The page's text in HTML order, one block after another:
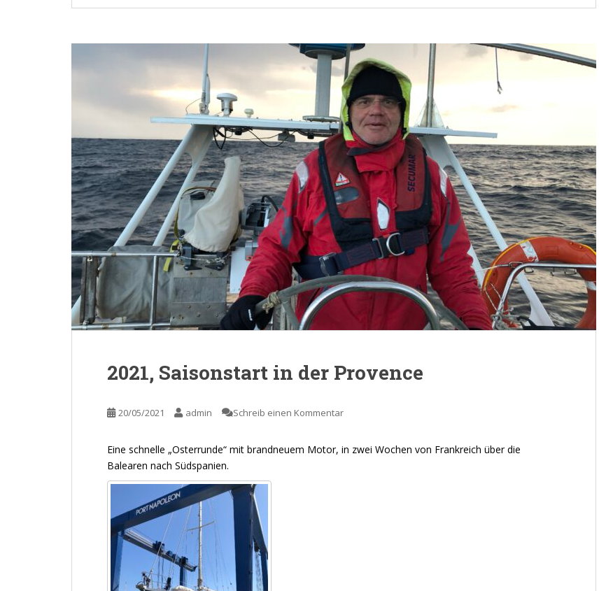
2021, Saisonstart in der Provence
20/05/2021 admin Schreib einen Kommentar
Eine schnelle „Osterrunde“ mit brandneuem Motor, in zwei Wochen von Frankreich über die
Balearen nach Südspanien.